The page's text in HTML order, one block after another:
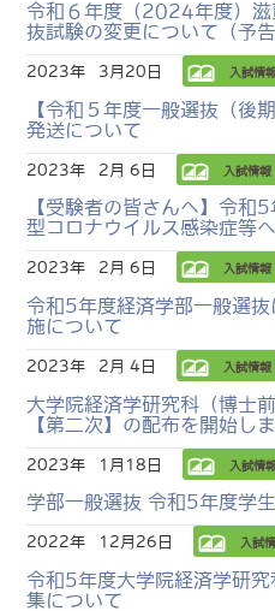
令和６年度（2024年度）滋
抜試験の変更について（予告
2023年 3月20日 入試情
【令和５年度一般選抜（後
発送について
2023年 2月 6日 入試情報
【受験者の皆さんへ】令和
型コロナウイルス感染症等
2023年 2月 6日 入試情報
令和5年度経済学部一般選
施について
2023年 2月 4日 入試情報
大学院経済学研究科（博士
【第二次】の配布を開始し
2023年 1月18日 入試情
学部一般選抜 令和5年度学
2022年 12月26日 入試
令和5年度大学院経済学研
集について